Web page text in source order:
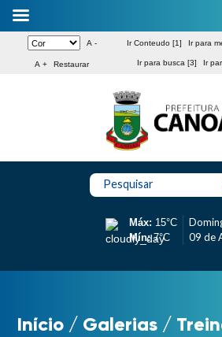
A -
A + Restaurar
Ir Conteudo [1] Ir para
Ir para busca [3] Ir
Pesquisar
Máx: 15°C
Mín:7°C
09 de
Início / Galerias /